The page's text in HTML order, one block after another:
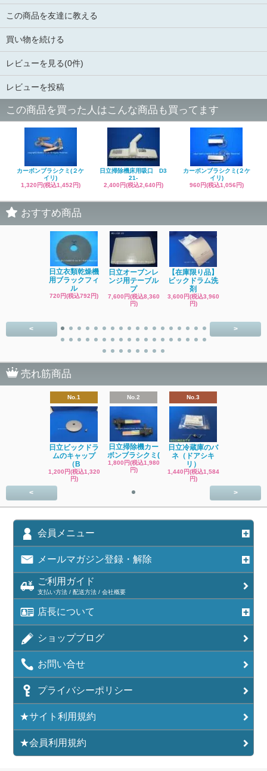
この商品を友達に教える
買い物を続ける
レビューを見る(0件)
レビューを投稿
この商品を買った人はこんな商品も買ってます
カーボンブラシクミ(２ケ
イリ)
1,320円(税込1,452円)
日立掃除機床用吸口 D3
21-
2,400円(税込2,640円)
カーボンブラシクミ(２ケ
イリ)
960円(税込1,056円)
おすすめ商品
日立衣類乾燥機
用ブラックフィ
ル
720円(税込792円)
日立オーブンレ
ンジ用テーブル
プ
7,600円(税込8,360
円)
【在庫限り品】
ビックドラム洗
剤
3,600円(税込3,960
円)
< >
売れ筋商品
No.1
日立ビックドラ
ムのキャップ
（B
1,200円(税込1,320
円)
No.2
日立掃除機カー
ボンブラシクミ(
1,800円(税込1,980
円)
No.3
日立冷蔵庫のバ
ネ（ドアシキ
リ）
1,440円(税込1,584
円)
< >
会員メニュー
メールマガジン登録・解除
ご利用ガイド
支払い方法 / 配送方法 / 会社概要
店長について
ショップブログ
お問い合せ
プライバシーポリシー
★サイト利用規約
★会員利用規約